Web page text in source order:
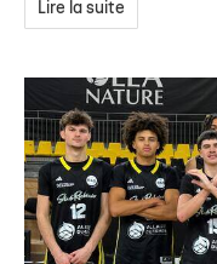
Lire la suite